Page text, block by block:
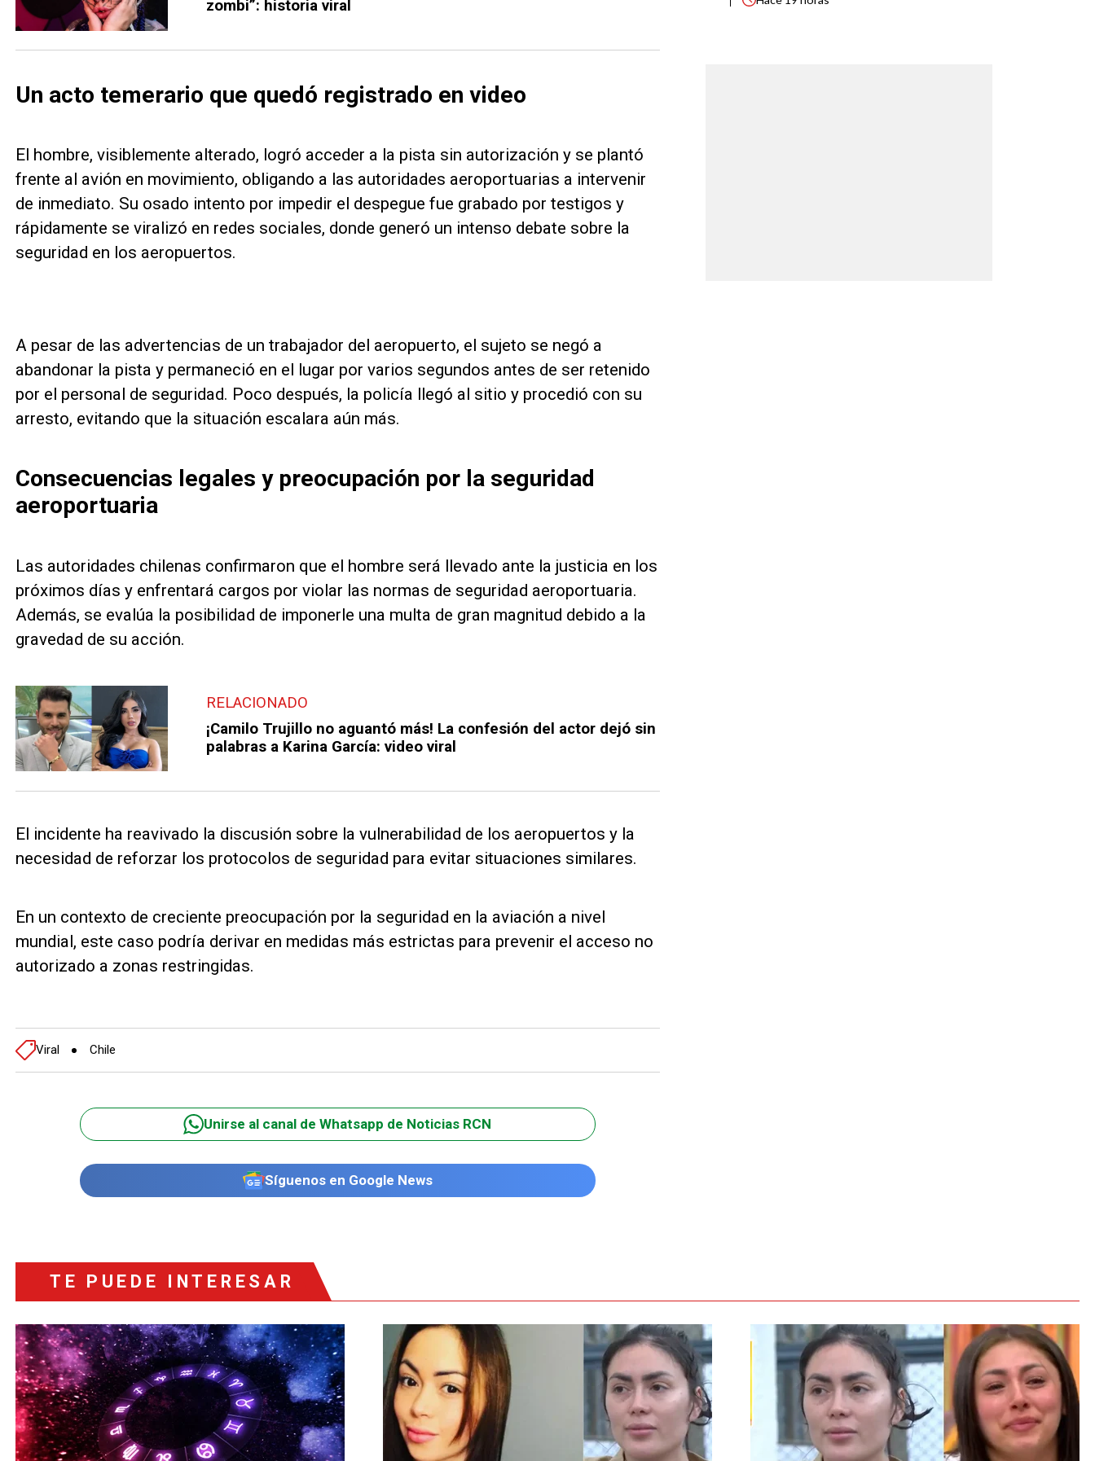
zombi”: historia viral
Un acto temerario que quedó registrado en video
El hombre, visiblemente alterado, logró acceder a la pista sin autorización y se plantó
frente al avión en movimiento, obligando a las autoridades aeroportuarias a intervenir
de inmediato. Su osado intento por impedir el despegue fue grabado por testigos y
rápidamente se viralizó en redes sociales, donde generó un intenso debate sobre la
seguridad en los aeropuertos.
A pesar de las advertencias de un trabajador del aeropuerto, el sujeto se negó a
abandonar la pista y permaneció en el lugar por varios segundos antes de ser retenido
por el personal de seguridad. Poco después, la policía llegó al sitio y procedió con su
arresto, evitando que la situación escalara aún más.
Consecuencias legales y preocupación por la seguridad
aeroportuaria
Las autoridades chilenas confirmaron que el hombre será llevado ante la justicia en los
próximos días y enfrentará cargos por violar las normas de seguridad aeroportuaria.
Además, se evalúa la posibilidad de imponerle una multa de gran magnitud debido a la
gravedad de su acción.
RELACIONADO
¡Camilo Trujillo no aguantó más! La confesión del actor dejó sin
palabras a Karina García: video viral
El incidente ha reavivado la discusión sobre la vulnerabilidad de los aeropuertos y la
necesidad de reforzar los protocolos de seguridad para evitar situaciones similares.
En un contexto de creciente preocupación por la seguridad en la aviación a nivel
mundial, este caso podría derivar en medidas más estrictas para prevenir el acceso no
autorizado a zonas restringidas.
Viral Chile
Unirse al canal de Whatsapp de Noticias RCN
Síguenos en Google News
TE PUEDE INTERESAR